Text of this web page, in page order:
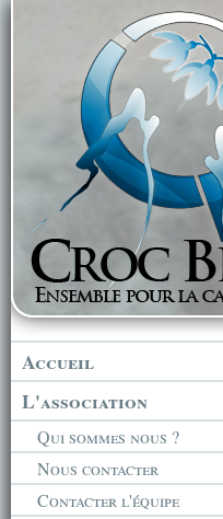
Accueil
L'association
Qui sommes nous ?
Nous contacter
Contacter l'équipe